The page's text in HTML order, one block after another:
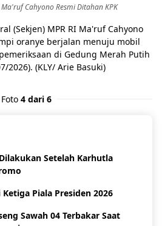
Cahyono Resmi Ditahan KPK
(Sekjen) MPR RI Ma'ruf Cahyono
oranye berjalan menuju mobil
di Gedung Merah Putih
2026). (KLY/ Arie Basuki)
Foto 4 dari 6
Setelah Karhutla
Piala Presiden 2026
Sawah 04 Terbakar Saat